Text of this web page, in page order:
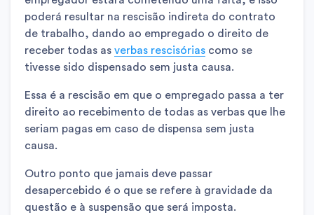
poderá resultar na rescisão indireta do contrato
de trabalho, dando ao empregado o direito de
receber todas as verbas rescisórias como se
tivesse sido dispensado sem justa causa.
Essa é a rescisão em que o empregado passa a ter
direito ao recebimento de todas as verbas que lhe
seriam pagas em caso de dispensa sem justa
causa.
Outro ponto que jamais deve passar
desapercebido é o que se refere à gravidade da
questão e à suspensão que será imposta.